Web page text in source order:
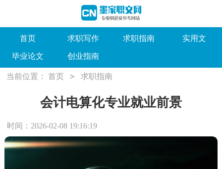
首页 求职写作 求职指南 实用文
毕业论文 创业指南
当前位置： 首页 > 求职指南
会计电算化专业就业前景
时间：2026-02-08 19:16:19